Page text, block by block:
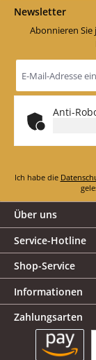
Newsletter
Abonnieren
Mail-
Adresse
*
Anti-
Ich habe die
Über uns
Service-Hotline
Shop-Service
Informationen
Zahlungsarten